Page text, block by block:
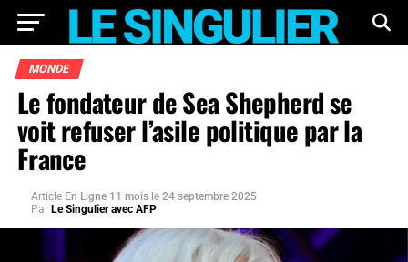
MONDE
Le fondateur de Sea Shepherd se
voit refuser l’asile politique par la
France
Article En Ligne 11 mois le 24 septembre 2025
Par Le Singulier avec AFP